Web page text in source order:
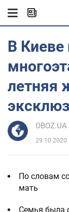
В Киеве
летняя
OBOZ.UA
29.10.2020
По словам
мать
Семья была